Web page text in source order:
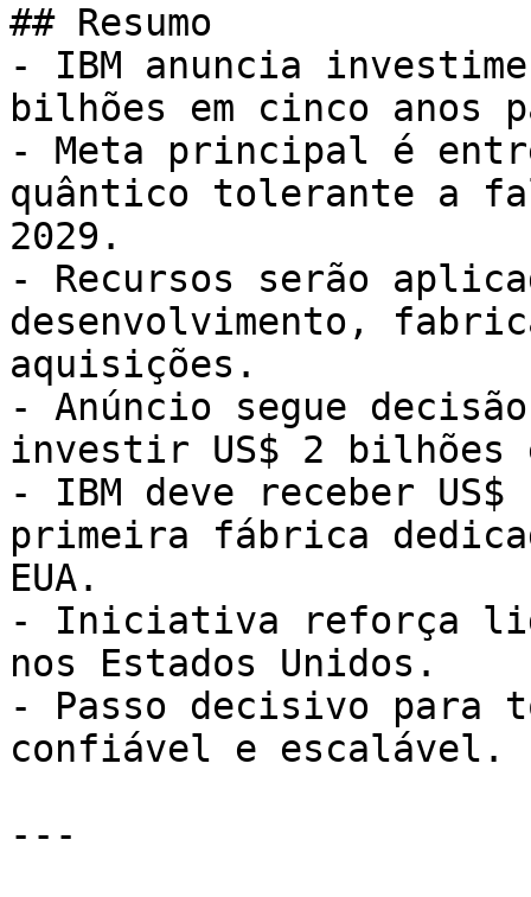
## Resumo
- IBM anuncia
bilhões em cinco anos
- Meta principal é
quântico tolerante a
2029.
- Recursos serão
desenvolvimento,
aquisições.
- Anúncio segue
investir US$ 2 bilhões
- IBM deve receber
primeira fábrica
EUA.
- Iniciativa reforça
nos Estados Unidos.
- Passo decisivo para
confiável e escalável.
---